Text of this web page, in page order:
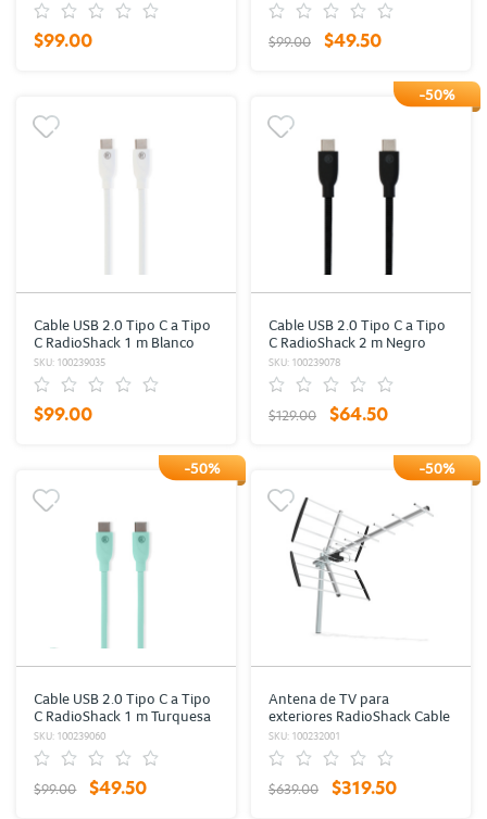
$99.00 $99.00 $49.50
Cable USB 2.0 Tipo C a Tipo
C RadioShack 1 m Blanco
SKU: 100239035
$99.00
-50%
Cable USB 2.0 Tipo C a Tipo
C RadioShack 2 m Negro
SKU: 100239078
$129.00 $64.50
-50%
Cable USB 2.0 Tipo C a Tipo
C RadioShack 1 m Turquesa
SKU: 100239060
$99.00 $49.50
-50%
Antena de TV para
exteriores RadioShack Cable
RG59 10 m 80 k
SKU: 100232001
$639.00 $319.50